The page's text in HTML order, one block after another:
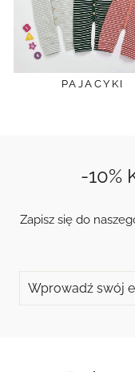
PAJACYKI
-10%
Zapisz się do
SWÓJ
EMAIL
SIĘ